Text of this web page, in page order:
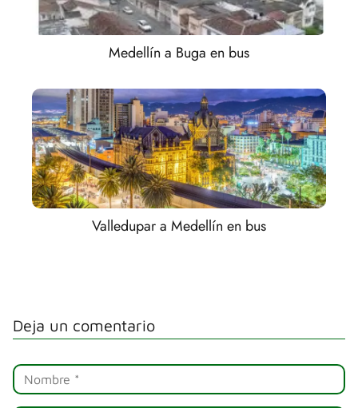
Medellín a Buga en bus
Valledupar a Medellín en bus
Deja un comentario